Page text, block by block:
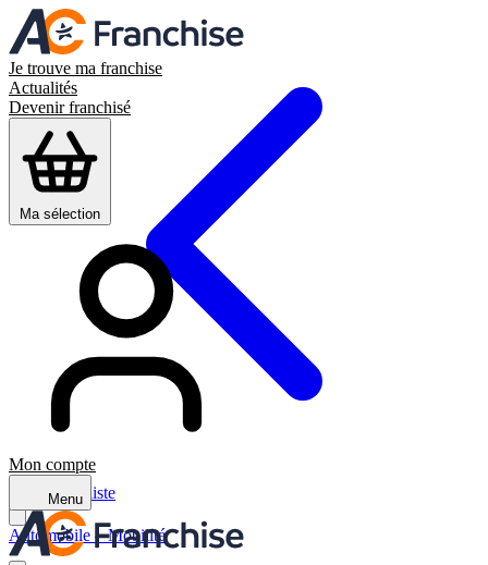
Je trouve ma franchise
Actualités
Devenir franchisé
Ma sélection
Mon compte
Menu
Retour à la liste
Automobile – Mobilité